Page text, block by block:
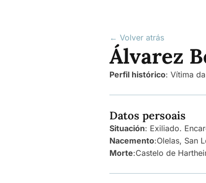
← Volver atrás
Álvarez
Perfil histórico: Vítima
Datos persoais
Situación: Exiliado.
Nacemento:Olelas, San
Morte:Castelo de